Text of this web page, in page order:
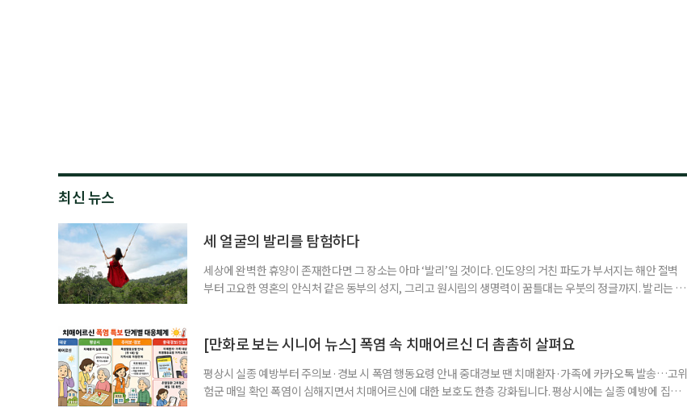
최신 뉴스
세 얼굴의 발리를 탐험하다
세상에 완벽한 휴양이 존재한다면 그 장소는 아마 ‘발리’일 것이다. 인도양의 거친 파도가 부서지는 해안 절벽
부터 고요한 영혼의 안식처 같은 동부의 성지, 그리고 원시림의 생명력이 꿈틀대는 우붓의 정글까지. 발리는 머
순한 휴양을 넘어 오감이 깨어나는 특별한 여정을 원한다면, 미지의 매력으로 가득 찬 발리의 세 가지 얼굴
[만화로 보는 시니어 뉴스] 폭염 속 치매어르신 더 촘촘히 살펴요
평상시 실종 예방부터 주의보·경보 시 폭염 행동요령 안내 중대경보 땐 치매환자·가족에 카카오톡 발송…고위
험군 매일 확인 폭염이 심해지면서 치매어르신에 대한 보호도 한층 강화됩니다. 평상시에는 실종 예방에 집중